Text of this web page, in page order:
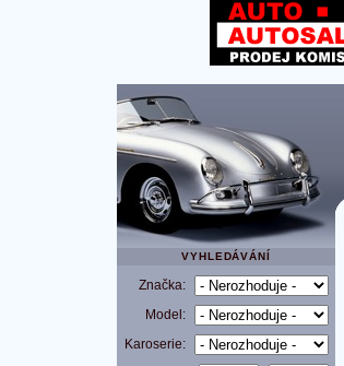
VYHLEDÁVÁNÍ
Značka:
Model:
Karoserie: